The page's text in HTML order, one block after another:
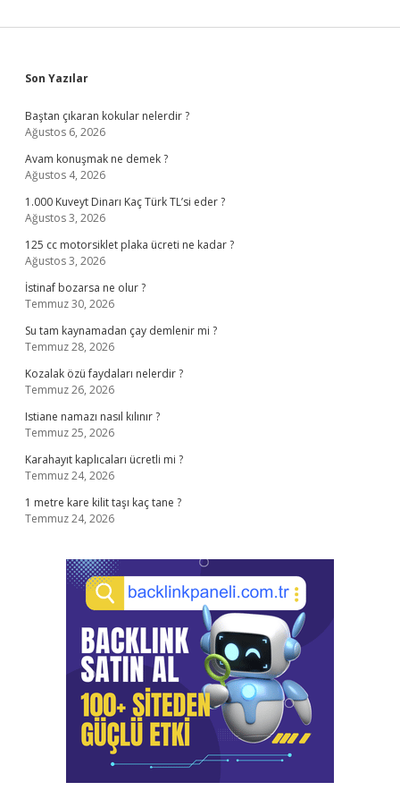
Sidebar
Son Yazılar
Baştan çıkaran kokular nelerdir ?
Ağustos 6, 2026
Avam konuşmak ne demek ?
Ağustos 4, 2026
1.000 Kuveyt Dinarı Kaç Türk TL’si eder ?
Ağustos 3, 2026
125 cc motorsiklet plaka ücreti ne kadar ?
Ağustos 3, 2026
İstinaf bozarsa ne olur ?
Temmuz 30, 2026
Su tam kaynamadan çay demlenir mi ?
Temmuz 28, 2026
Kozalak özü faydaları nelerdir ?
Temmuz 26, 2026
Istiane namazı nasıl kılınır ?
Temmuz 25, 2026
Karahayıt kaplıcaları ücretli mi ?
Temmuz 24, 2026
1 metre kare kilit taşı kaç tane ?
Temmuz 24, 2026